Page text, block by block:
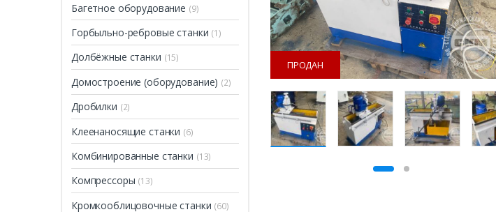
ПРОДАН
Багетное оборудование (9)
Горбыльно-ребровые станки (1)
Долбёжные станки (15)
Домостроение (оборудование) (2)
Дробилки (2)
Клеенаносящие станки (6)
Комбинированные станки (13)
Компрессоры (13)
Кромкооблицовочные станки (60)